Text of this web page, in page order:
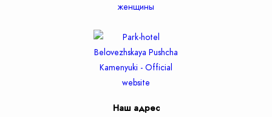
Наш адрес